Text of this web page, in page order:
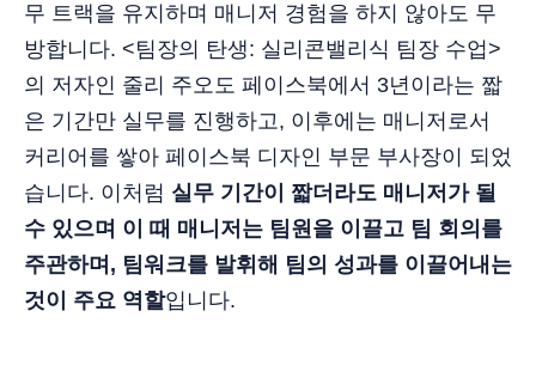
무 트랙을 유지하며 매니저 경험을 하지 않아도 무
방합니다. <팀장의 탄생: 실리콘밸리식 팀장 수업>
의 저자인 줄리 주오도 페이스북에서 3년이라는 짧
은 기간만 실무를 진행하고, 이후에는 매니저로서
커리어를 쌓아 페이스북 디자인 부문 부사장이 되었
습니다. 이처럼 실무 기간이 짧더라도 매니저가 될
수 있으며 이 때 매니저는 팀원을 이끌고 팀 회의를
주관하며, 팀워크를 발휘해 팀의 성과를 이끌어내는
것이 주요 역할입니다.